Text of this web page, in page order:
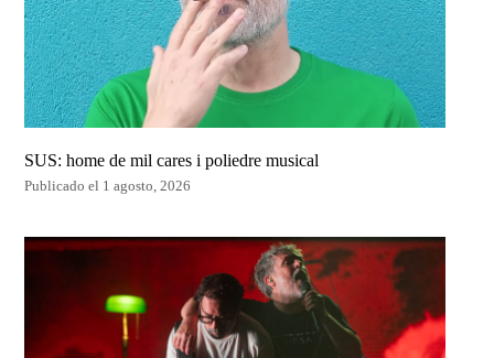
SUS: home de mil cares i poliedre musical
Publicado el 1 agosto, 2026